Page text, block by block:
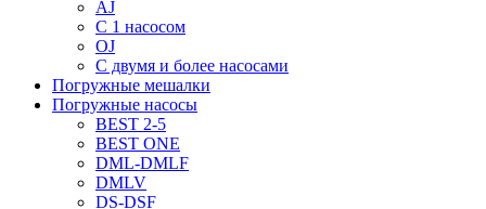
AJ
C 1 насосом
OJ
С двумя и более насосами
Погружные мешалки
Погружные насосы
BEST 2-5
BEST ONE
DML-DMLF
DMLV
DS-DSF